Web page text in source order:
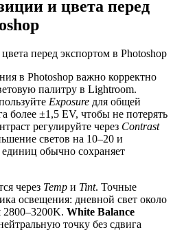
и цвета перед
в Photoshop важно корректно
палитру в Lightroom.
Exposure для общей
более ±1,5 EV, чтобы не потерять
регулируйте через Contrast
светов на 10–20 и
обычно сохраняет
через Temp и Tint. Точные
освещения: дневной свет около
White Balance
точку без сдвига